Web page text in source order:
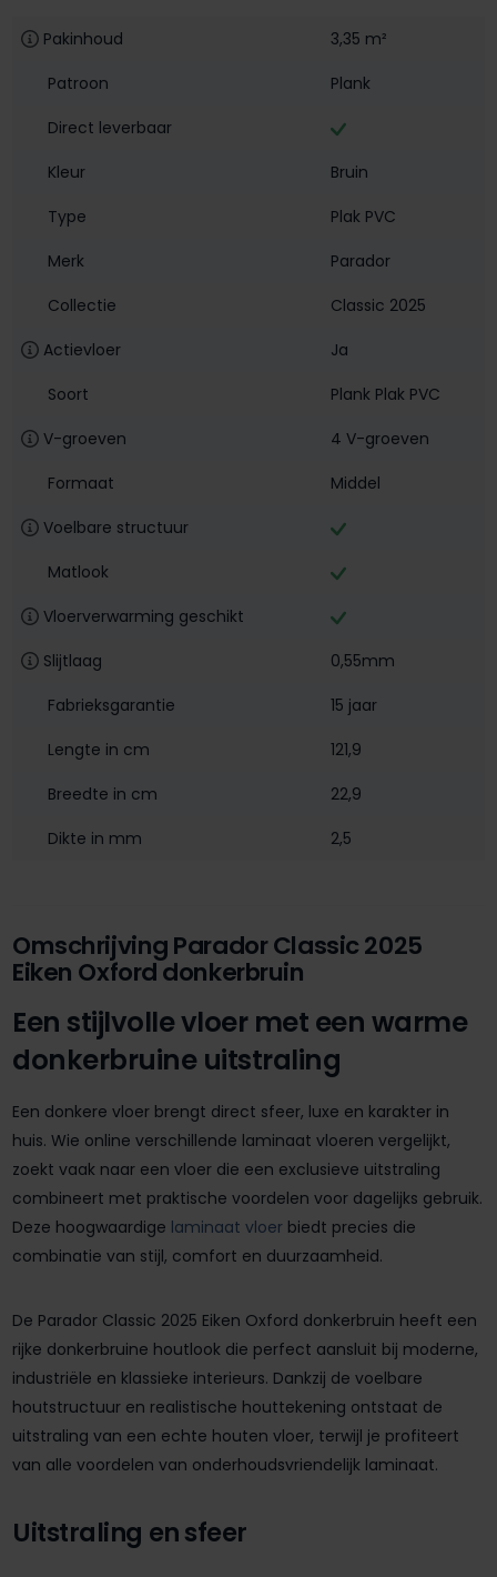
Pakinhoud
3,35 m²
Patroon
Plank
Direct leverbaar
Kleur
Bruin
Type
Plak PVC
Merk
Parador
Collectie
Classic 2025
Actievloer
Ja
Soort
Plank Plak PVC
V-groeven
4 V-groeven
Formaat
Middel
Voelbare structuur
Matlook
Vloerverwarming geschikt
Slijtlaag
0,55mm
Fabrieksgarantie
15 jaar
Lengte in cm
121,9
Breedte in cm
22,9
Dikte in mm
2,5
Omschrijving Parador Classic 2025
Eiken Oxford donkerbruin
Een stijlvolle vloer met een warme
donkerbruine uitstraling
Een donkere vloer brengt direct sfeer, luxe en karakter in
huis. Wie online verschillende laminaat vloeren vergelijkt,
zoekt vaak naar een vloer die een exclusieve uitstraling
combineert met praktische voordelen voor dagelijks gebruik.
Deze hoogwaardige laminaat vloer biedt precies die
combinatie van stijl, comfort en duurzaamheid.
De Parador Classic 2025 Eiken Oxford donkerbruin heeft een
rijke donkerbruine houtlook die perfect aansluit bij moderne,
industriële en klassieke interieurs. Dankzij de voelbare
houtstructuur en realistische houttekening ontstaat de
uitstraling van een echte houten vloer, terwijl je profiteert
van alle voordelen van onderhoudsvriendelijk laminaat.
Uitstraling en sfeer